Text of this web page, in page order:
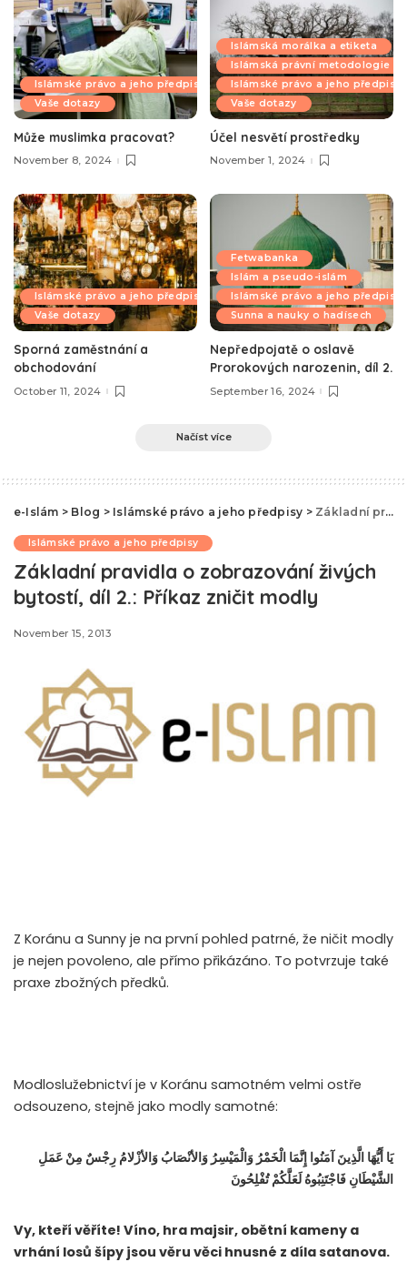
Islámské právo a jeho předpisy
Vaše dotazy
Může muslimka pracovat?
November 8, 2024
Islámská morálka a etiketa
Islámská právní metodologie
Islámské právo a jeho předpisy
Vaše dotazy
Účel nesvětí prostředky
November 1, 2024
Islámské právo a jeho předpisy
Vaše dotazy
Sporná zaměstnání a
obchodování
October 11, 2024
Fetwabanka
Islám a pseudo-islám
Islámské právo a jeho předpisy
Sunna a nauky o hadísech
Nepředpojatě o oslavě
Prorokových narozenin, díl 2.
September 16, 2024
Načíst více
e-Islám > Blog > Islámské právo a jeho předpisy > Základní pravidla o zobrazování živých bytostí, díl 2.: Příkaz zničit modly
Islámské právo a jeho předpisy
Základní pravidla o zobrazování živých
bytostí, díl 2.: Příkaz zničit modly
November 15, 2013
Z Koránu a Sunny je na první pohled patrné, že ničit modly
je nejen povoleno, ale přímo přikázáno. To potvrzuje také
praxe zbožných předků.
Modloslužebnictví je v Koránu samotném velmi ostře
odsouzeno, stejně jako modly samotné:
يَا أَيُّهَا الَّذِينَ آمَنُوا إِنَّمَا الْخَمْرُ وَالْمَيْسِرُ وَالأنْصَابُ وَالأزْلامُ رِجْسٌ مِنْ عَمَلِ
الشَّيْطَانِ فَاجْتَنِبُوهُ لَعَلَّكُمْ تُفْلِحُونَ
Vy, kteří věříte! Víno, hra majsir, obětní kameny a
vrhání losů šípy jsou věru věci hnusné z díla satanova.